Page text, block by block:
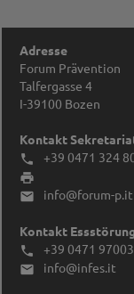
Adresse
Forum Prävention
Talfergasse 4
I-39100 Bozen
Kontakt
 +39 0471 324


info@forum-p.it
Kontakt
 +39 0471
 info@infes.it